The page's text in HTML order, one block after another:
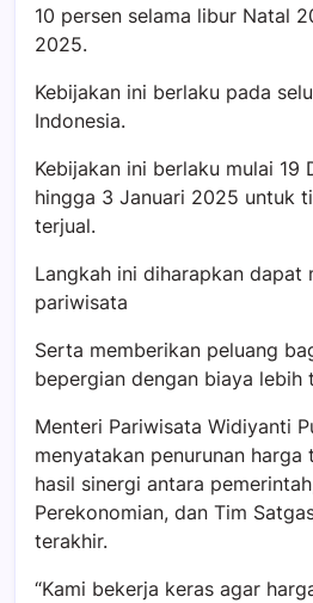
10 persen selama libur Natal
2025.
Kebijakan ini berlaku pada
Indonesia.
Kebijakan ini berlaku mulai 19
hingga 3 Januari 2025 untuk
terjual.
Langkah ini diharapkan dapat
pariwisata
Serta memberikan peluang
bepergian dengan biaya lebih
Menteri Pariwisata Widiyanti
menyatakan penurunan harga
hasil sinergi antara
Perekonomian, dan Tim
terakhir.
“Kami bekerja keras agar